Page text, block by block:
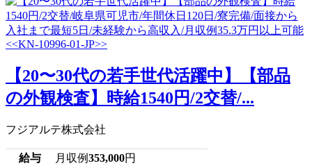
【20〜30代の若手世代活躍中】【部品
の外観検査】時給1540円/2交替/...
フジアルテ株式会社
給与 月収例353,000円